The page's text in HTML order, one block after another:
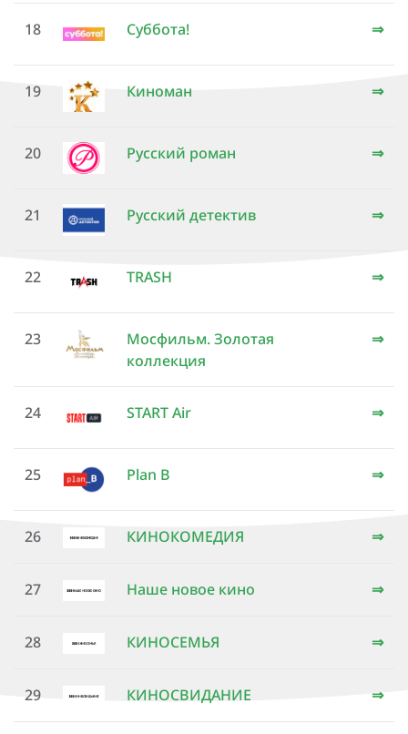
18 Суббота! ⇒
19 Киноман ⇒
20 Русский роман ⇒
21 Русский детектив ⇒
22 TRASH ⇒
23
Мосфильм. Золотая
коллекция
⇒
24 START Air ⇒
25 Plan B ⇒
26 КИНОКОМЕДИЯ ⇒
27 Наше новое кино ⇒
28 КИНОСЕМЬЯ ⇒
29 КИНОСВИДАНИЕ ⇒